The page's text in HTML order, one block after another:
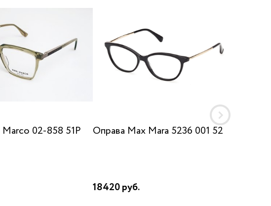
02-858 51P Оправа Max Mara 5236 001 52
18420 руб.